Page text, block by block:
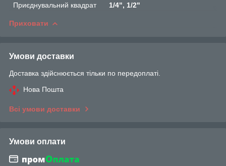
Приєднувальний квадрат
1/4", 1/2"
Приховати
Умови доставки
Доставка здійснюється тільки по передоплаті.
Нова Пошта
Всі умови доставки
Умови оплати